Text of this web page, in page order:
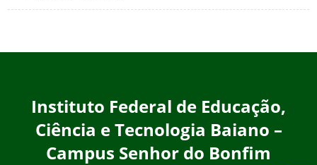
Instituto Federal de Educação,
Ciência e Tecnologia Baiano –
Campus Senhor do Bonfim